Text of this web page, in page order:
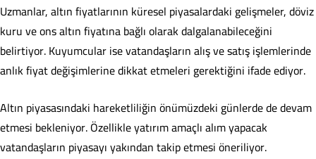
Uzmanlar, altın fiyatlarının küresel piyasalardaki gelişmeler, döviz
kuru ve ons altın fiyatına bağlı olarak dalgalanabileceğini
belirtiyor. Kuyumcular ise vatandaşların alış ve satış işlemlerinde
anlık fiyat değişimlerine dikkat etmeleri gerektiğini ifade ediyor.
Altın piyasasındaki hareketliliğin önümüzdeki günlerde de devam
etmesi bekleniyor. Özellikle yatırım amaçlı alım yapacak
vatandaşların piyasayı yakından takip etmesi öneriliyor.